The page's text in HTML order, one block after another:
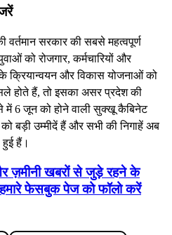
सरकार की सबसे महत्वपूर्ण
को रोजगार, कर्मचारियों और
क्रियान्वयन और विकास योजनाओं को
होते हैं, तो इसका असर प्रदेश की
में 6 जून को होने वाली सुक्खू कैबिनेट
बड़ी उम्मीदें हैं और सभी की निगाहें अब
हैं।
ज़मीनी खबरों से जुड़े रहने के
फेसबुक पेज को फॉलो करें